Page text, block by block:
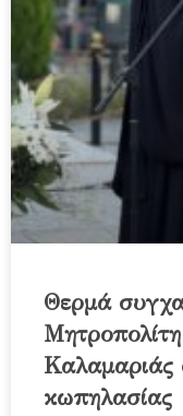
Θερμά
Καλαμαριάς
κωπηλασίας